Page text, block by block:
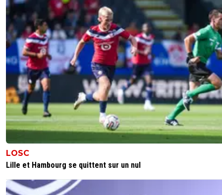
LOSC
Lille et Hambourg se quittent sur un nul